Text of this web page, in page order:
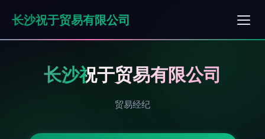
长沙祝于贸易有限公司
长沙祝于贸易有限公司
贸易经纪